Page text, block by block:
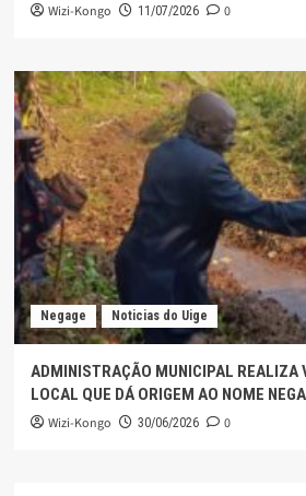
Wizi-Kongo 11/07/2026 0
Negage Noticias do Uige
ADMINISTRAÇÃO MUNICIPAL REALIZA
LOCAL QUE DÁ ORIGEM AO NOME
Wizi-Kongo 30/06/2026 0